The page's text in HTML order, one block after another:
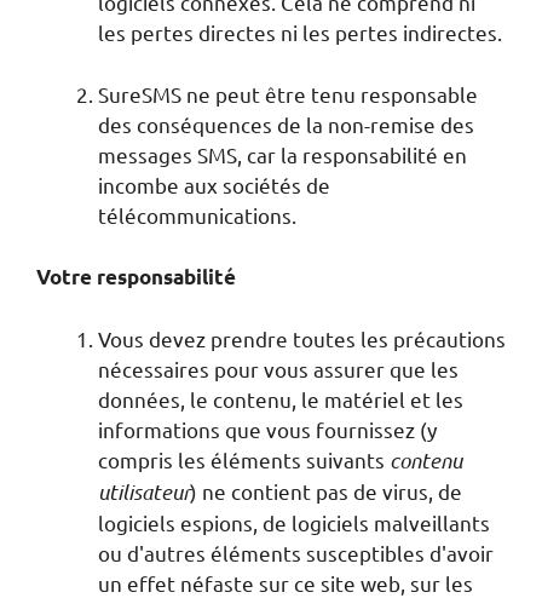
les pertes directes ni les pertes indirectes.
SureSMS ne peut être tenu responsable
des conséquences de la non-remise des
messages SMS, car la responsabilité en
incombe aux sociétés de
télécommunications.
Votre responsabilité
Vous devez prendre toutes les précautions
nécessaires pour vous assurer que les
données, le contenu, le matériel et les
informations que vous fournissez (y
compris les éléments suivants contenu
utilisateur) ne contient pas de virus, de
logiciels espions, de logiciels malveillants
ou d'autres éléments susceptibles d'avoir
un effet néfaste sur ce site web, sur les